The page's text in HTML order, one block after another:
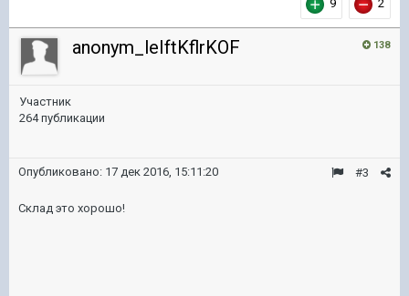
9 2
138
anonym_leIftKflrKOF
Участник
264 публикации
#3
Опубликовано: 17 дек 2016, 15:11:20
Склад это хорошо!